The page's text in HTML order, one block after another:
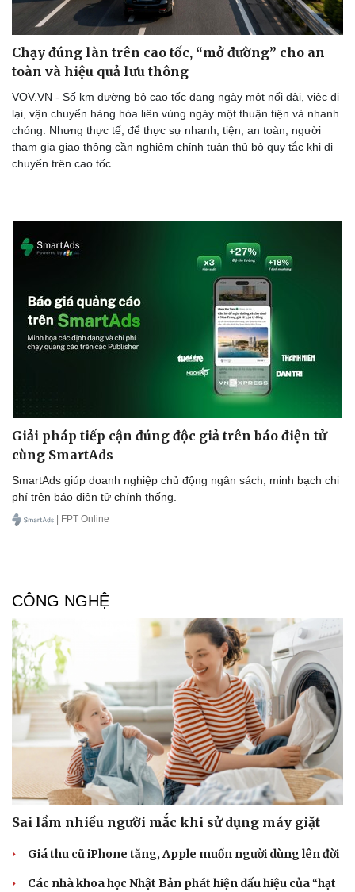
Chạy đúng làn trên cao tốc, “mở đường” cho an
toàn và hiệu quả lưu thông
VOV.VN - Số km đường bộ cao tốc đang ngày một nối dài, việc đi
lại, vận chuyển hàng hóa liên vùng ngày một thuận tiện và nhanh
chóng. Nhưng thực tế, để thực sự nhanh, tiện, an toàn, người
tham gia giao thông cần nghiêm chỉnh tuân thủ bộ quy tắc khi di
chuyển trên cao tốc.
Giải pháp tiếp cận đúng độc giả trên báo điện tử
cùng SmartAds
SmartAds giúp doanh nghiệp chủ động ngân sách, minh bạch chi
phí trên báo điện tử chính thống.
| FPT Online
CÔNG NGHỆ
Sai lầm nhiều người mắc khi sử dụng máy giặt
Giá thu cũ iPhone tăng, Apple muốn người dùng lên đời
Các nhà khoa học Nhật Bản phát hiện dấu hiệu của “hạt